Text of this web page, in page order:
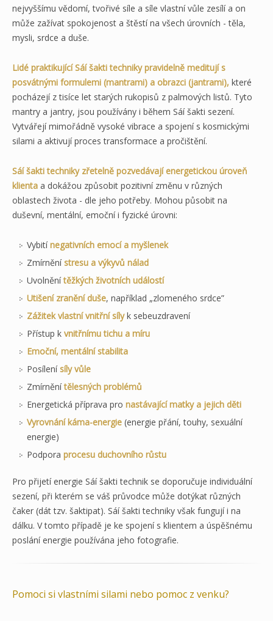
nejvyššímu vědomí, tvořivé síle a síle vlastní vůle zesílí a on
může zažívat spokojenost a štěstí na všech úrovních - těla,
mysli, srdce a duše.
Lidé praktikující Sáí šakti techniky pravidelně meditují s
posvátnými formulemi (mantrami) a obrazci (jantrami), které
pocházejí z tisíce let starých rukopisů z palmových listů. Tyto
mantry a jantry, jsou používány i během Sáí šakti sezení.
Vytvářejí mimořádně vysoké vibrace a spojení s kosmickými
silami a aktivují proces transformace a pročištění.
Sáí šakti techniky zřetelně pozvedávají energetickou úroveň
klienta a dokážou způsobit pozitivní změnu v různých
oblastech života - dle jeho potřeby. Mohou působit na
duševní, mentální, emoční i fyzické úrovni:
Vybitínegativních emocí a myšlenek
Zmírněnístresu a výkyvů nálad
Uvolněnítěžkých životních událostí
Utišení zranění duše, například „zlomeného srdce”
Zážitek vlastní vnitřní sílyk sebeuzdravení
Přístup k vnitřnímu tichu a míru
Emoční, mentální stabilita
Posílenísíly vůle
Zmírněnítělesných problémů
Energetická příprava pro nastávající matky a jejich děti
Vyrovnání káma-energie (energie přání, touhy, sexuální
energie)
Podpora procesu duchovního růstu
Pro přijetí energie Sáí šakti technik se doporučuje individuální
sezení, při kterém se váš průvodce může dotýkat různých
čaker (dát tzv. šaktipat). Sáí šakti techniky však fungují i na
dálku. V tomto případě je ke spojení s klientem a úspěšnému
poslání energie používána jeho fotografie.
Pomoci si vlastními silami nebo pomoc z venku?